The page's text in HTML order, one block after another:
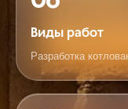
Виды работ
Разработка